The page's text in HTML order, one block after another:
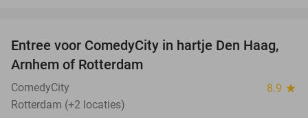
36%
TODAY
Entree voor ComedyCity in hartje Den Haag,
Arnhem of Rotterdam
ComedyCity 8.9 star
Rotterdam (+2 locaties)